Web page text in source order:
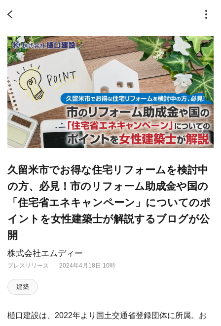
株式会社エムディー
プレスリリース 2024年4月18日 10時
久留米市でお得な住宅リフォームを検討中
の方、必見！市のリフォーム助成金や国の
「住宅省エネキャンペーン」についてのポ
イントを女性建築士が解説するブログが公
開
建築
樋口建設は、2022年より国土交通省登録団体に所属。お